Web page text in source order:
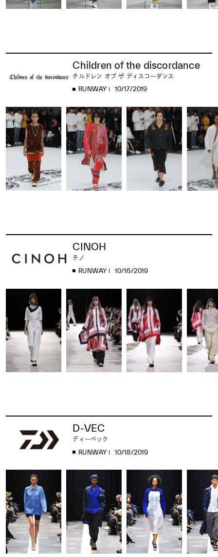
Children of the discordance
チルドレン オブ ザ ディスコーダンス
RUNWAY 10/17/2019
CINOH
チノ
RUNWAY 10/16/2019
D-VEC
ディーベック
RUNWAY 10/18/2019